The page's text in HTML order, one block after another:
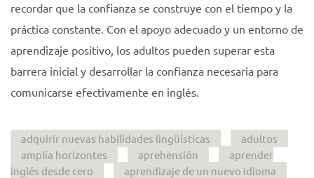
recordar que la confianza se construye con el tiempo y la
práctica constante. Con el apoyo adecuado y un entorno de
aprendizaje positivo, los adultos pueden superar esta
barrera inicial y desarrollar la confianza necesaria para
comunicarse efectivamente en inglés.
adquirir nuevas habilidades lingüísticas
adultos
amplía horizontes
aprehensión
aprender
inglés desde cero
aprendizaje de un nuevo idioma